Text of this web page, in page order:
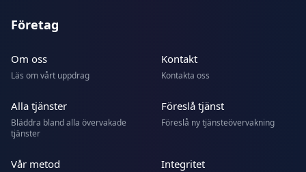
Företag
Om oss
Läs om vårt uppdrag
Kontakt
Kontakta oss
Alla tjänster
Bläddra bland alla övervakade
tjänster
Föreslå tjänst
Föreslå ny tjänsteövervakning
Vår metod Integritet